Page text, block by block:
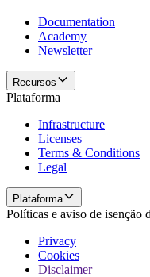
Documentation
Academy
Newsletter
Recursos
Plataforma
Infrastructure
Licenses
Terms & Conditions
Legal
Plataforma
Políticas e aviso de isenção
Privacy
Cookies
Disclaimer